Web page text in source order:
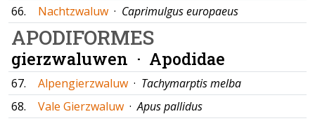
66. Nachtzwaluw · Caprimulgus europaeus
APODIFORMES
gierzwaluwen · Apodidae
67. Alpengierzwaluw · Tachymarptis melba
68.
Vale Gierzwaluw ·Apus pallidus